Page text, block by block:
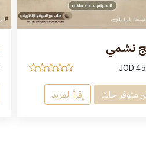
نشمي
JOD
متوفر حاليًا إقرأ المزيد